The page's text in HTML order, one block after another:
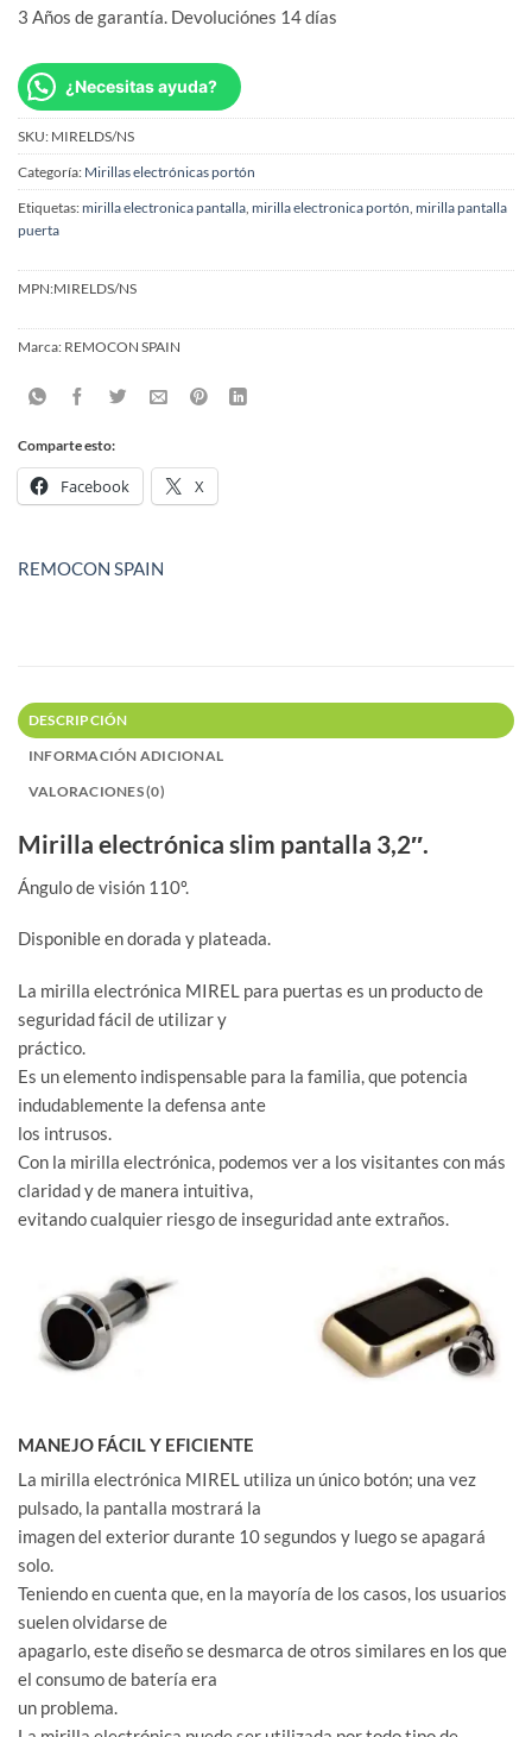
3 Años de garantía. Devoluciónes 14 días
¿Necesitas ayuda?
SKU: MIRELDS/NS
Categoría: Mirillas electrónicas portón
Etiquetas:mirilla electronica pantalla mirilla electronica portón mirilla pantalla
puerta
MPN:MIRELDS/NS
Marca: REMOCON SPAIN
Comparte esto:
Facebook X
REMOCON SPAIN
DESCRIPCIÓN
INFORMACIÓN ADICIONAL
VALORACIONES (0)
Mirilla electrónica slim pantalla 3,2″.
Ángulo de visión 110º.
Disponible en dorada y plateada.
La mirilla electrónica MIREL para puertas es un producto de
seguridad fácil de utilizar y
práctico.
Es un elemento indispensable para la familia, que potencia
indudablemente la defensa ante
los intrusos.
Con la mirilla electrónica, podemos ver a los visitantes con más
claridad y de manera intuitiva,
evitando cualquier riesgo de inseguridad ante extraños.
MANEJO FÁCIL Y EFICIENTE
La mirilla electrónica MIREL utiliza un único botón; una vez
pulsado, la pantalla mostrará la
imagen del exterior durante 10 segundos y luego se apagará
solo.
Teniendo en cuenta que, en la mayoría de los casos, los usuarios
suelen olvidarse de
apagarlo, este diseño se desmarca de otros similares en los que
el consumo de batería era
un problema.